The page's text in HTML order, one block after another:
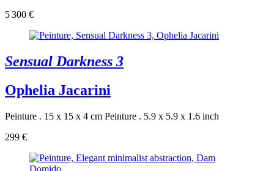
5 300 €
Sensual Darkness 3
Ophelia Jacarini
Peinture . 15 x 15 x 4 cm Peinture . 5.9 x 5.9 x 1.6 inch
299 €